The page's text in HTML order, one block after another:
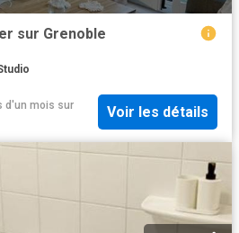
sur Grenoble
d'un mois sur
Voir les détails